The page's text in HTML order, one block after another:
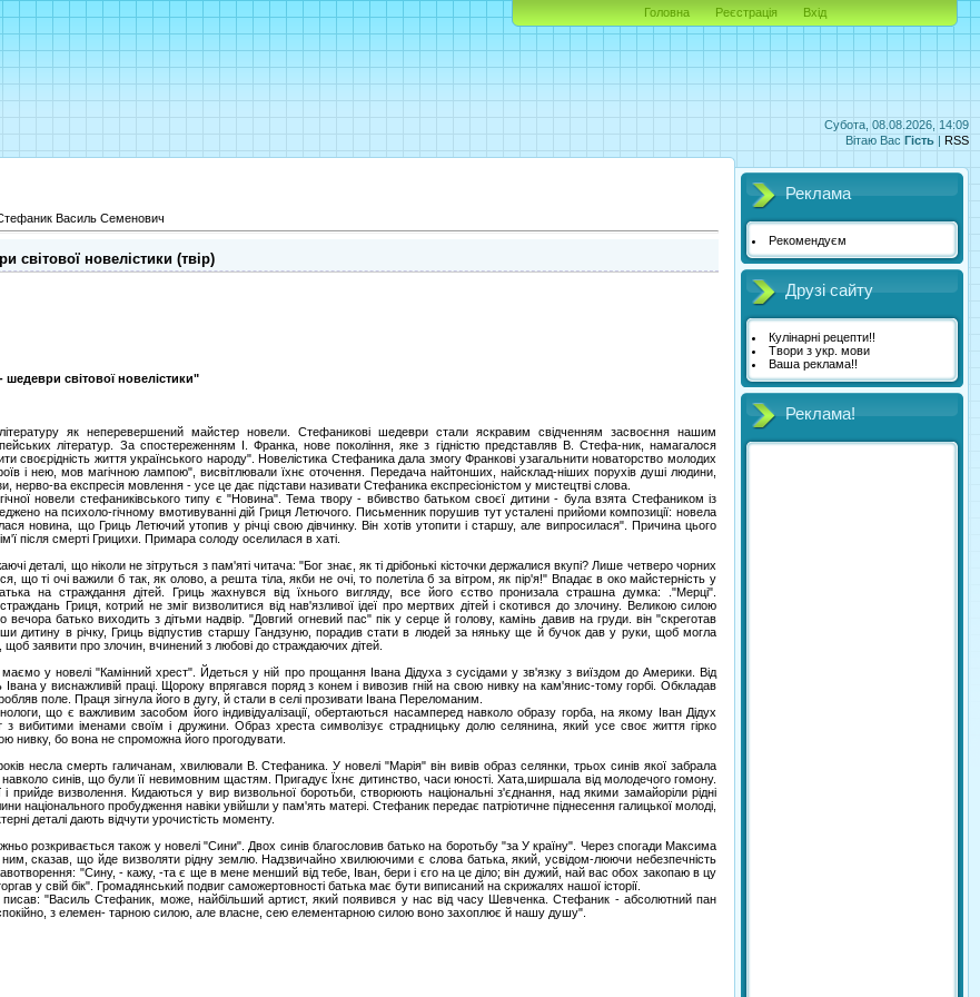
Субота, 08.08.2026, 14:09
Вітаю Вас Гість | RSS
Головна Реєстрація Вхід
Василь Семенович
новелістики (твір)
світової новелістики"
як неперевершений майстер новели. Стефаникові шедеври стали яскравим свідченням засвоєння нашим
літератур. За спостереженням І. Франка, нове покоління, яке з гідністю представляв В. Стефа-ник, намагалося
своєрідність життя українського народу". Новелістика Стефаника дала змогу Франкові узагальнити новаторство молодих
і нею, мов магічною лампою", висвітлювали їхнє оточення. Передача найтонших, найсклад-ніших порухів душі людини,
нерво-ва експресія мовлення - усе це дає підстави називати Стефаника експресіоністом у мистецтві слова.
новели стефаниківського типу є "Новина". Тема твору - вбивство батьком своєї дитини - була взята Стефаником із
на психоло-гічному вмотивуванні дій Гриця Летючого. Письменник порушив тут усталені прийоми композиції: новела
новина, що Гриць Летючий утопив у річці свою дівчинку. Він хотів утопити і старшу, але випросилася". Причина цього
після смерті Грицихи. Примара солоду оселилася в хаті.
деталі, що ніколи не зітруться з пам'яті читача: "Бог знає, як ті дрібонькі кісточки держалися вкупі? Лише четверо чорних
що ті очі важили б так, як олово, а решта тіла, якби не очі, то полетіла б за вітром, як пір'я!" Впадає в око майстерність у
на страждання дітей. Гриць жахнувся від їхнього вигляду, все його єство пронизала страшна думка: ."Мерці".
Гриця, котрий не зміг визволитися від нав'язливої ідеї про мертвих дітей і скотився до злочину. Великою силою
вечора батько виходить з дітьми надвір. "Довгий огневий пас" пік у серце й голову, камінь давив на груди. він "скреготав
дитину в річку, Гриць відпустив старшу Гандзуню, порадив стати в людей за няньку ще й бучок дав у руки, щоб могла
заявити про злочин, вчинений з любові до страждаючих дітей.
у новелі "Камінний хрест". Йдеться у ній про прощання Івана Дідуха з сусідами у зв'язку з виїздом до Америки. Від
у виснажливій праці. Щороку впрягався поряд з конем і вивозив гній на свою нивку на кам'янис-тому горбі. Обкладав
поле. Праця зігнула його в дугу, й стали в селі прозивати Івана Переломаним.
що є важливим засобом його індивідуалізації, обертаються насамперед навколо образу горба, на якому Іван Дідух
вибитими іменами своїм і дружини. Образ хреста символізує страдницьку долю селянина, який усе своє життя гірко
нивку, бо вона не спроможна його прогодувати.
несла смерть галичанам, хвилювали В. Стефаника. У новелі "Марія" він вивів образ селянки, трьох синів якої забрала
синів, що були її невимовним щастям. Пригадує Їхнє дитинство, часи юності. Хата,ширшала від молодечого гомону.
прийде визволення. Кидаються у вир визвольної боротьби, створюють національні з'єднання, над якими замайоріли рідні
національного пробудження навіки увійшли у пам'ять матері. Стефаник передає патріотичне піднесення галицької молоді,
деталі дають відчути урочистість моменту.
розкривається також у новелі "Сини". Двох синів благословив батько на боротьбу "за У країну". Через спогади Максима
ним, сказав, що йде визволяти рідну землю. Надзвичайно хвилюючими є слова батька, який, усвідом-люючи небезпечність
"Сину, - кажу, -та є ще в мене менший від тебе, Іван, бери і єго на це діло; він дужий, най вас обох закопаю в цу
у свій бік". Громадянський подвиг саможертовності батька має бути виписаний на скрижалях нашої історії.
писав: "Василь Стефаник, може, найбільший артист, який появився у нас від часу Шевченка. Стефаник - абсолютний пан
з елемен- тарною силою, але власне, сею елементарною силою воно захоплює й нашу душу".
Реклама
Рекомендуєм
Друзі сайту
Кулінарні рецепти!!
Твори з укр. мови
Ваша реклама!!
Реклама!